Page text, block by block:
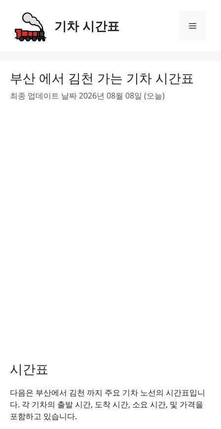
content
기차 시간표 Menu
부산 에서 김천 가는 기차 시간표
최종 업데이트 날짜 2026년 08월 08일 (오늘)
시간표
다음은 부산에서 김천 까지 주요 기차 노선의 시간표입니
다. 각 기차의 출발 시간, 도착 시간, 소요 시간, 및 가격을
포함하고 있습니다.